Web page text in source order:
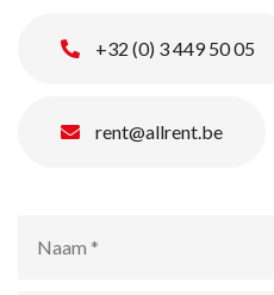
+32 (0) 3 449 50 05
rent@allrent.be